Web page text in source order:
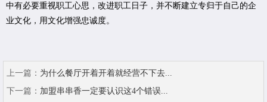
中有必要重视职工心思，改进职工日子，并不断建立专归于自己的企
业文化，用文化增强忠诚度。
上一篇： 为什么餐厅开着开着就经营不下去...
下一篇： 加盟串串香一定要认识这4个错误...